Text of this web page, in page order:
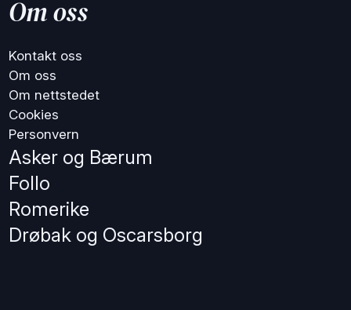
Om oss
Kontakt oss
Om oss
Om nettstedet
Cookies
Personvern
Asker og Bærum
Follo
Romerike
Drøbak og Oscarsborg